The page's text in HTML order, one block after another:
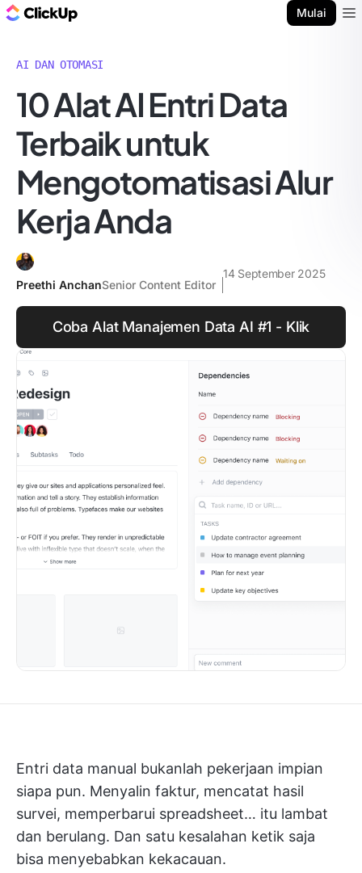
Mulai
AI DAN OTOMASI
10 Alat AI Entri Data
Terbaik untuk
Mengotomatisasi Alur
Kerja Anda
Preethi AnchanSenior Content Editor
14 September 2025
Coba Alat Manajemen Data AI #1 - Klik
Entri data manual bukanlah pekerjaan impian
siapa pun. Menyalin faktur, mencatat hasil
survei, memperbarui spreadsheet… itu lambat
dan berulang. Dan satu kesalahan ketik saja
bisa menyebabkan kekacauan.